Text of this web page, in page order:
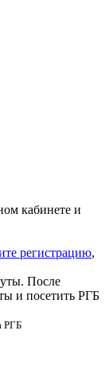
кабинете и
регистрацию,
После
и посетить РГБ
РГБ